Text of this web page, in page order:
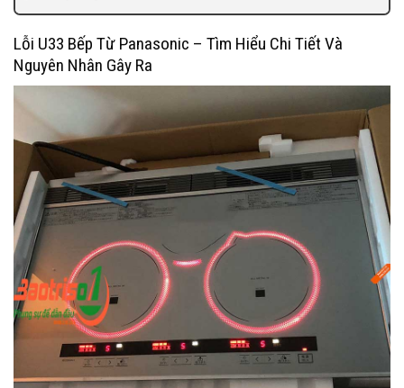
Lỗi U33 Bếp Từ Panasonic – Tìm Hiểu Chi Tiết Và
Nguyên Nhân Gây Ra